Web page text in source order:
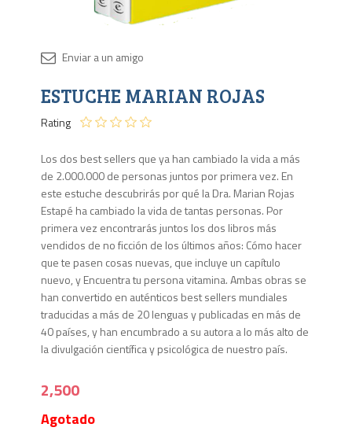
ESTUCHE MARIAN ROJAS
Rating
Los dos best sellers que ya han cambiado la vida a más
de 2.000.000 de personas juntos por primera vez. En
este estuche descubrirás por qué la Dra. Marian Rojas
Estapé ha cambiado la vida de tantas personas. Por
primera vez encontrarás juntos los dos libros más
vendidos de no ficción de los últimos años: Cómo hacer
que te pasen cosas nuevas, que incluye un capítulo
nuevo, y Encuentra tu persona vitamina. Ambas obras se
han convertido en auténticos best sellers mundiales
traducidas a más de 20 lenguas y publicadas en más de
40 países, y han encumbrado a su autora a lo más alto de
la divulgación científica y psicológica de nuestro país.
2,500
Agotado